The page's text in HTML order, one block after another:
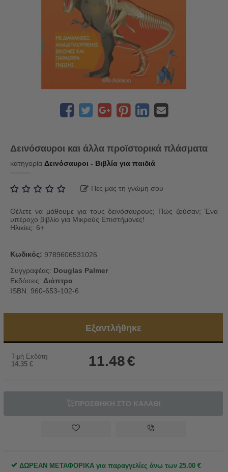
Δεινόσαυροι και άλλα προϊστορικά πλάσματα
κατηγορία Δεινόσαυροι - Βιβλία για παιδιά
Πες μας τη γνώμη σου
Θέλετε να μάθουμε για τους δεινόσαυρους; Πώς ζούσαν; Ένα
υπέροχο βιβλίο για Μικρούς Επιστήμονες!
Ηλικίες: 6+
Κωδικός: 9789606531026
Συγγραφέας: Douglas Palmer
Εκδόσεις: Διόπτρα
ISBN: 960-653-102-6
Εξαντλήθηκε
Τιμή Εκδότη
14.35 € 11.48€
ΠΡΟΣΘΗΚΗ ΣΤΟ ΚΑΛΑΘΙ
ΔΩΡΕΑΝ ΜΕΤΑΦΟΡΙΚΑ για παραγγελίες άνω των 25.00 €